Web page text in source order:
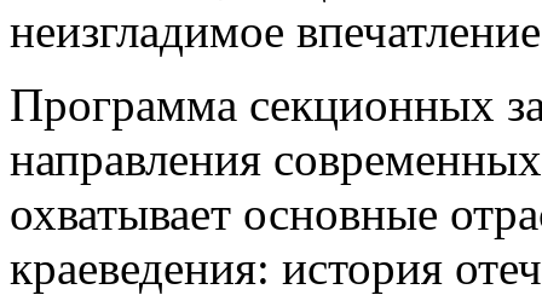
неизгладимое
Программа секционных
направления
охватывает основные
краеведения: история